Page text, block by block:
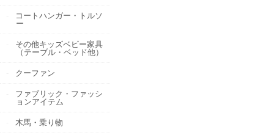
コートハンガー・トルソ
ー
その他キッズベビー家具
（テーブル・ベッド他）
クーファン
ファブリック・ファッシ
ョンアイテム
木馬・乗り物